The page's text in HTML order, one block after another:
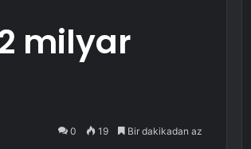
milyar
0 19 Bir dakikadan az